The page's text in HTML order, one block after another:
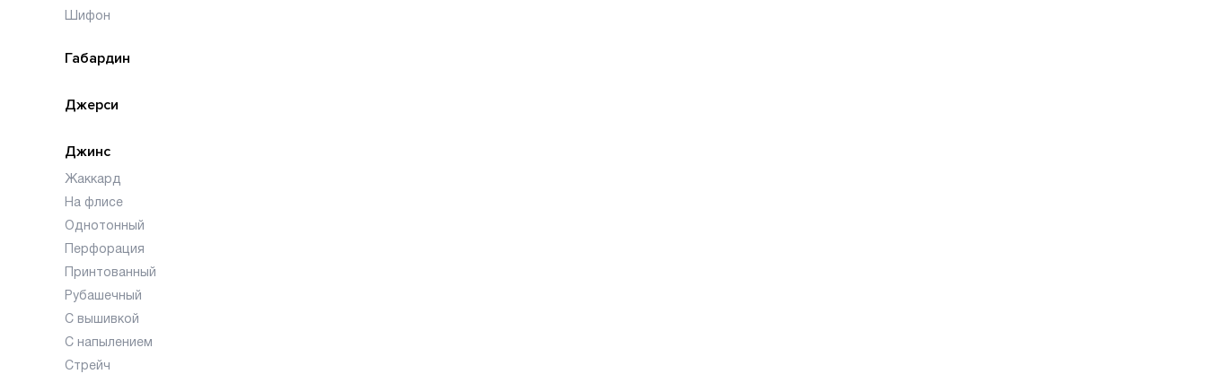
Шифон
Габардин
Джерси
Джинс
Жаккард
На флисе
Однотонный
Перфорация
Принтованный
Рубашечный
С вышивкой
С напылением
Стрейч